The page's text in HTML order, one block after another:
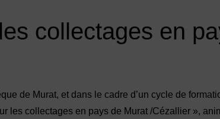
collectages en
de Murat, et dans le cadre d’un cycle de
les collectages en pays de Murat /Cézallier »,